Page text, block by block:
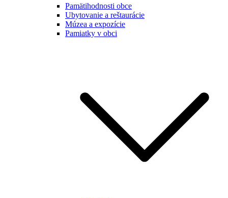
Pamätihodnosti obce
Ubytovanie a reštaurácie
Múzea a expozície
Pamiatky v obci